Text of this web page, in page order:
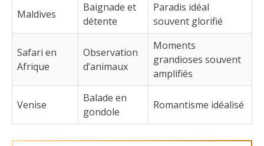
Maldives
Baignade et
détente
Paradis idéal
souvent glorifié
Safari en
Afrique
Observation
d’animaux
Moments
grandioses souvent
amplifiés
Venise
Balade en
gondole
Romantisme idéalisé